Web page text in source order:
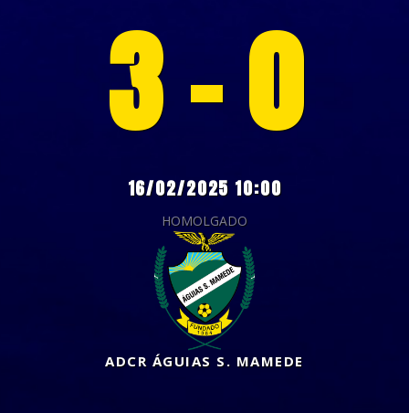
3 - 0
16/02/2025 10:00
HOMOLGADO
ADCR ÁGUIAS S. MAMEDE